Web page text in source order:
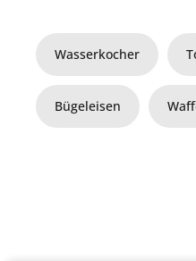
Wasserkocher
Bügeleisen